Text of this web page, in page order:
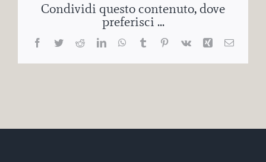
Condividi questo contenuto, dove
preferisci ...
Facebook
TwitterRedditLinkedInWhatsApp
TumblrPinterest
Vk Xing Email